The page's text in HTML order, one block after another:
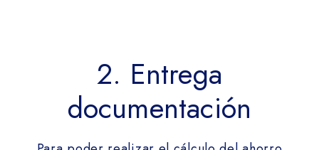
2. Entrega
documentación